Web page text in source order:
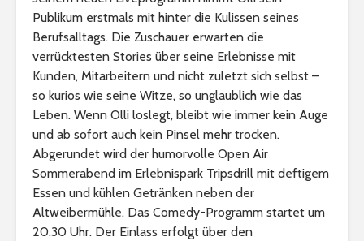
Publikum erstmals mit hinter die Kulissen seines
Berufsalltags. Die Zuschauer erwarten die
verrücktesten Stories über seine Erlebnisse mit
Kunden, Mitarbeitern und nicht zuletzt sich selbst –
so kurios wie seine Witze, so unglaublich wie das
Leben. Wenn Olli loslegt, bleibt wie immer kein Auge
und ab sofort auch kein Pinsel mehr trocken.
Abgerundet wird der humorvolle Open Air
Sommerabend im Erlebnispark Tripsdrill mit deftigem
Essen und kühlen Getränken neben der
Altweibermühle. Das Comedy-Programm startet um
20.30 Uhr. Der Einlass erfolgt über den